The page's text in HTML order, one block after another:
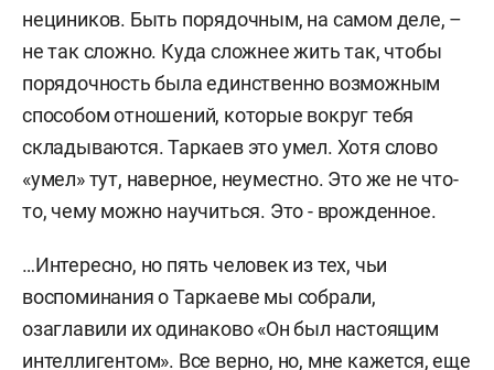
нециников. Быть порядочным, на самом деле, –
не так сложно. Куда сложнее жить так, чтобы
порядочность была единственно возможным
способом отношений, которые вокруг тебя
складываются. Таркаев это умел. Хотя слово
«умел» тут, наверное, неуместно. Это же не что-
то, чему можно научиться. Это - врожденное.
…Интересно, но пять человек из тех, чьи
воспоминания о Таркаеве мы собрали,
озаглавили их одинаково «Он был настоящим
интеллигентом». Все верно, но, мне кажется, еще